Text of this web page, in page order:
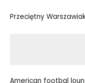
Przeciętny
American footbal